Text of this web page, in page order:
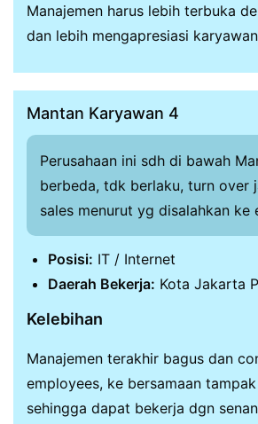
Manajemen harus lebih terbuka
dan lebih mengapresiasi karyawan
Mantan Karyawan 4
Perusahaan ini sdh di bawah
berbeda, tdk berlaku, turn over
sales menurut yg disalahkan ke
Posisi: IT / Internet
Daerah Bekerja: Kota Jakarta
Kelebihan
Manajemen terakhir bagus dan
employees, ke bersamaan
sehingga dapat bekerja dgn